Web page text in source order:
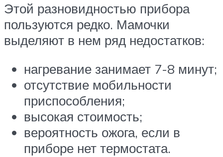
Этой разновидностью прибора
пользуются редко. Мамочки
выделяют в нем ряд недостатков:
нагревание занимает 7-8 минут;
отсутствие мобильности
приспособления;
высокая стоимость;
вероятность ожога, если в
приборе нет термостата.